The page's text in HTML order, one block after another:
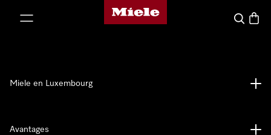
Page d'accueil de Miele
Panier
Miele en Luxembourg
Avantages